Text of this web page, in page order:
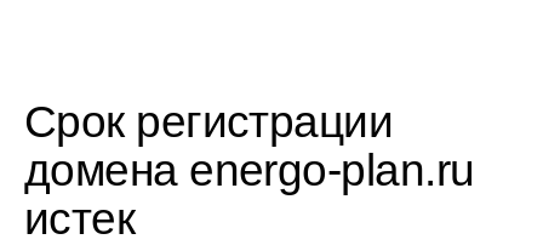
Срок регистрации
домена energo-plan.ru
истек